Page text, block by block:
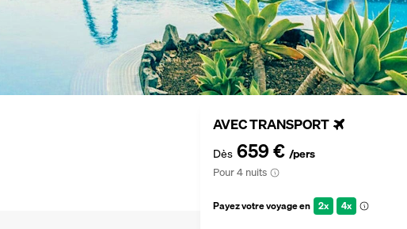
AVEC TRANSPORT
Dès 659 € /pers
Pour 4 nuits
Payez votre voyage en 2x 4x